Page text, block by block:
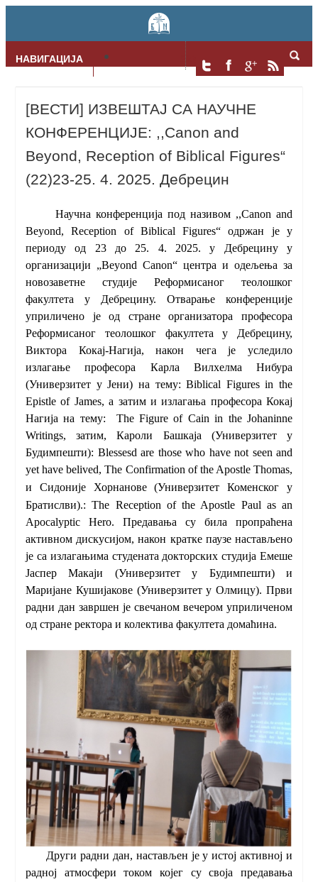
НАВИГАЦИЈА Skip to content
[ВЕСТИ] ИЗВЕШТАЈ СА НАУЧНЕ
КОНФЕРЕНЦИЈЕ: ,,Canon and
Beyond, Reception of Biblical Figures“
(22)23-25. 4. 2025. Дебрецин
Научна конференција под називом ,,Canon and
Beyond, Reception of Biblical Figures“одржан је у
периоду од 23до 25. 4. 2025.у Дебрецину у
организацији „Beyond Canon“ центра и одељења за
новозаветне студије Реформисаног теолошког
факултета у Дебрецину. Отварање конференције
уприличено је од стране организатора професора
Реформисаног теолошког факултета у Дебрецину,
Виктора Кокај-Нагија, након чега је уследило
излагање професора Карла Вилхелма Нибура
(Универзитет у Јени) на тему:Biblical Figures in the
Epistle of James,а затим и излагања професора Кокај
Нагија на тему: The Figure of Cain in the Johaninne
Writings,затим, Кароли Башкаја (Универзитет у
Будимпешти): Blessesd are those who have not seen and
yet have belived, The Confirmation of the Apostle Thomas,
и Сидоније
Хорнанове (Универзитет Коменског у
Братислви).: The Reception of the Apostle Paul as an
Apocalyptic Hero. Предавања су била пропраћена
активном дискусијом, након кратке паузе настављено
је са излагањима студената докторских студија Емеше
Јаспер Макаји (Универзитет у Будимпешти) и
Маријане Кушијакове (Универзитет у Олмицу). Први
радни дан завршен је свечаном вечером уприличеном
од стране ректора и колектива факултета домаћина.
Други радни дан, настављен је у истој активној и
радној атмосфери током којег су своја предавања